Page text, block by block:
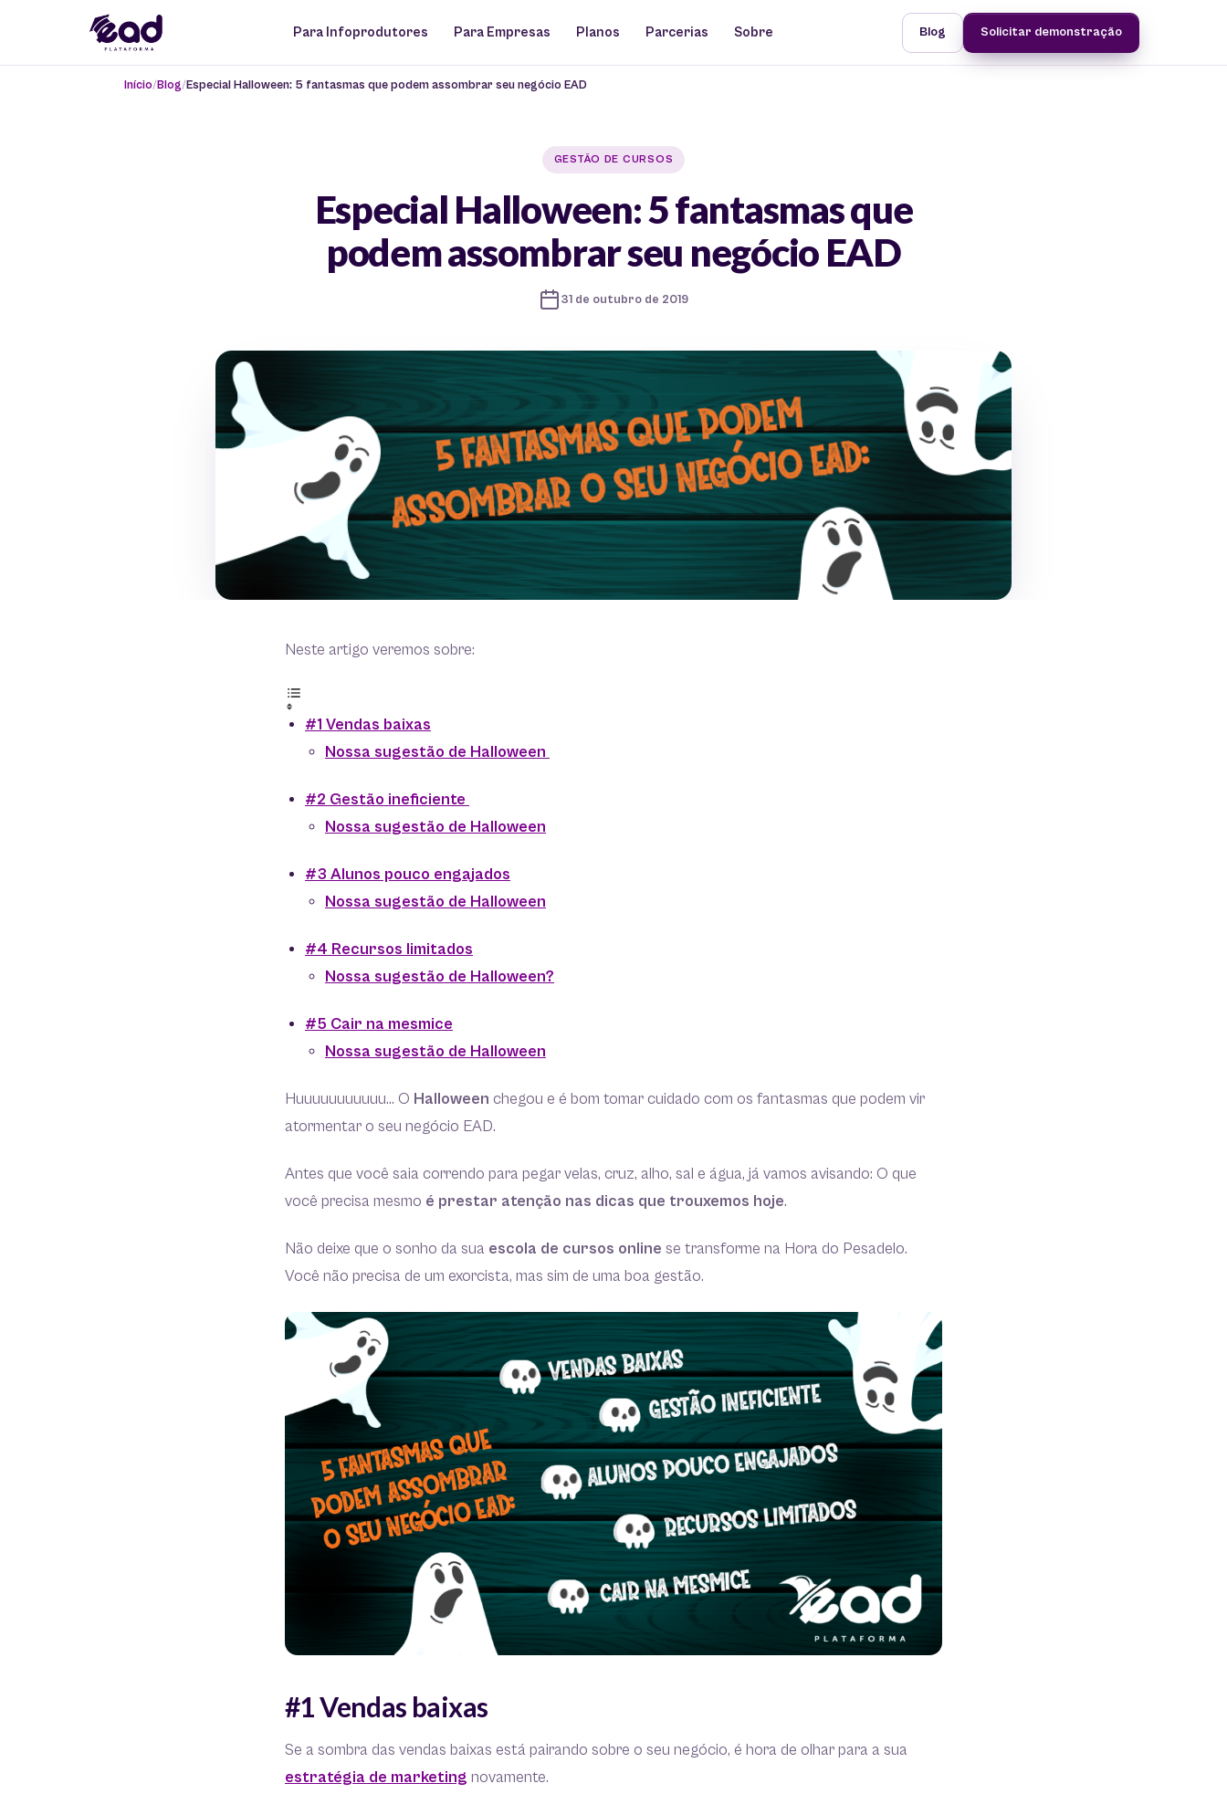
Para Infoprodutores Para Empresas Planos Parcerias Sobre Blog Solicitar demonstração
Início Blog Especial Halloween: 5 fantasmas que podem assombrar seu negócio EAD
GESTÃO DE CURSOS
Especial Halloween: 5 fantasmas que
podem assombrar seu negócio EAD
31 de outubro de 2019
Neste artigo veremos sobre:
#1 Vendas baixas
Nossa sugestão de Halloween
#2 Gestão ineficiente
Nossa sugestão de Halloween
#3 Alunos pouco engajados
Nossa sugestão de Halloween
#4 Recursos limitados
Nossa sugestão de Halloween?
#5 Cair na mesmice
Nossa sugestão de Halloween
Huuuuuuuuuuu… O Halloween chegou e é bom tomar cuidado com os fantasmas que podem vir
atormentar o seu negócio EAD.
Antes que você saia correndo para pegar velas, cruz, alho, sal e água, já vamos avisando: O que
você precisa mesmo é prestar atenção nas dicas que trouxemos hoje.
Não deixe que o sonho da sua escola de cursos online se transforme na Hora do Pesadelo.
Você não precisa de um exorcista, mas sim de uma boa gestão.
#1 Vendas baixas
Se a sombra das vendas baixas está pairando sobre o seu negócio, é hora de olhar para a sua
estratégia de marketing novamente.